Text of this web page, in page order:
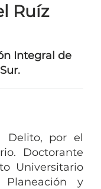
Ruíz
Integral de
Delito, por el
Doctorante
Universitario
y